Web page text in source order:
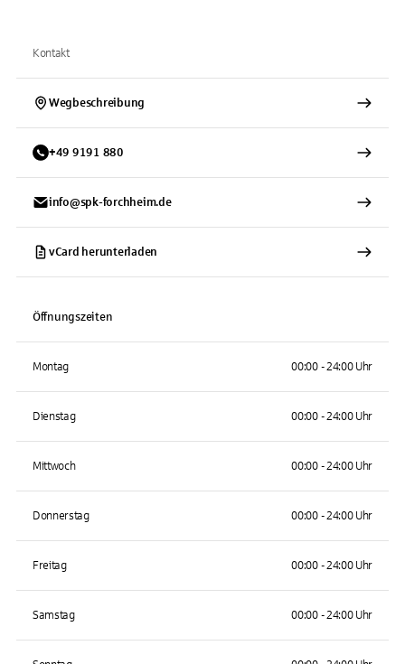
Kontakt
Wegbeschreibung
+49 9191 880
info@spk-forchheim.de
vCard herunterladen
Öffnungszeiten
Montag 00:00 - 24:00 Uhr
Dienstag 00:00 - 24:00 Uhr
Mittwoch 00:00 - 24:00 Uhr
Donnerstag 00:00 - 24:00 Uhr
Freitag 00:00 - 24:00 Uhr
Samstag 00:00 - 24:00 Uhr